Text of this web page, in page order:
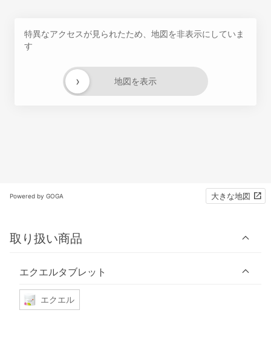
特異なアクセスが見られたため、地図を非表示にしていま
す
地図を表示
›
Powered by GOGA 大きな地図
取り扱い商品
エクエルタブレット
エクエル